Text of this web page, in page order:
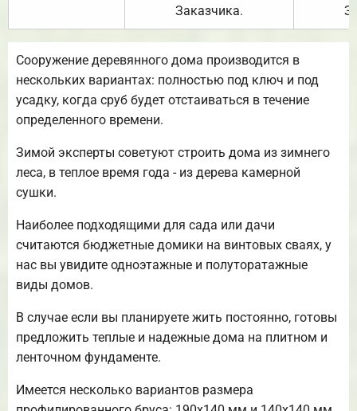
Заказчика.
Сооружение деревянного дома производится в
нескольких вариантах: полностью под ключ и под
усадку, когда сруб будет отстаиваться в течение
определенного времени.
Зимой эксперты советуют строить дома из зимнего
леса, в теплое время года - из дерева камерной
сушки.
Наиболее подходящими для сада или дачи
считаются бюджетные домики на винтовых сваях, у
нас вы увидите одноэтажные и полуторатажные
виды домов.
В случае если вы планируете жить постоянно, готовы
предложить теплые и надежные дома на плитном и
ленточном фундаменте.
Имеется несколько вариантов размера